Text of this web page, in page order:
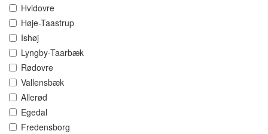
Hvidovre
Høje-Taastrup
Ishøj
Lyngby-Taarbæk
Rødovre
Vallensbæk
Allerød
Egedal
Fredensborg